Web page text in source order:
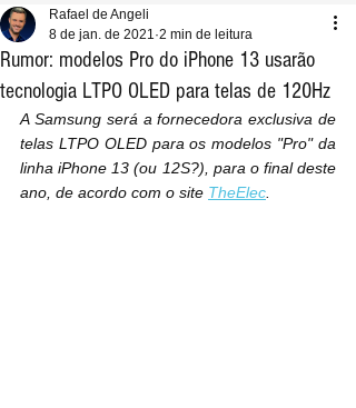
Rumor: modelos Pro do iPhone 13 usarão
tecnologia LTPO OLED para telas de 120Hz
Rafael de Angeli
8 de jan. de 2021 2 min de leitura
A Samsung será a fornecedora exclusiva de
telas LTPO OLED para os modelos "Pro" da
linha iPhone 13 (ou 12S?), para o final deste
ano, de acordo com o site TheElec